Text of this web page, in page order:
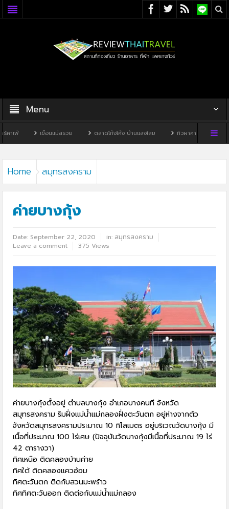
Menu
เขื่อนแม่สรวย ตลาดโก้งโค้ง บ้านแสงโสม ทิวผาคาเฟ่ บ้านพิพิธภัณฑ์ไท
Home สมุทรสงคราม
ค่ายบางกุ้ง
Date: September 22, 2020 in: สมุทรสงคราม
Leave a comment
375 Views
ค่ายบางกุ้งตั้งอยู่ ตำบลบางกุ้ง อำเภอบางคนที จังหวัด
สมุทรสงคราม ริมฝั่งแม่น้ำแม่กลองฝั่งตะวันตก อยู่ห่างจากตัว
จังหวัดสมุทรสงครามประมาณ 10 กิโลเมตร อยู่บริเวณวัดบางกุ้ง มี
เนื้อที่ประมาณ 100 ไร่เศษ (ปัจจุบันวัดบางกุ้งมีเนื้อที่ประมาณ 19 ไร่
42 ตารางวา)
ทิศเหนือ ติดคลองบ้านค่าย
ทิศใต้ ติดคลองแควอ้อม
ทิศตะวันตก ติดกับสวนมะพร้าว
ทิศทิศตะวันออก ติดต่อกับแม่น้ำแม่กลอง